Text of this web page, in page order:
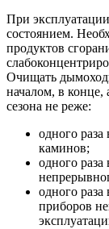
При
состоянием.
продуктов
Очищать
началом, в конце,
сезона не реже:
одного
каминов;
одного
одного
приборов